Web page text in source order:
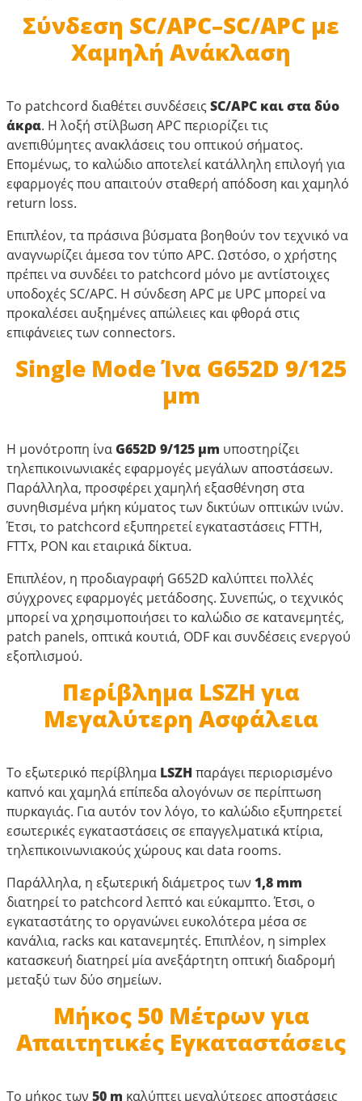
Σύνδεση SC/APC–SC/APC με
Χαμηλή Ανάκλαση
Το patchcord διαθέτει συνδέσεις SC/APC και στα δύο
άκρα. Η λοξή στίλβωση APC περιορίζει τις
ανεπιθύμητες ανακλάσεις του οπτικού σήματος.
Επομένως, το καλώδιο αποτελεί κατάλληλη επιλογή για
εφαρμογές που απαιτούν σταθερή απόδοση και χαμηλό
return loss.
Επιπλέον, τα πράσινα βύσματα βοηθούν τον τεχνικό να
αναγνωρίζει άμεσα τον τύπο APC. Ωστόσο, ο χρήστης
πρέπει να συνδέει το patchcord μόνο με αντίστοιχες
υποδοχές SC/APC. Η σύνδεση APC με UPC μπορεί να
προκαλέσει αυξημένες απώλειες και φθορά στις
επιφάνειες των connectors.
Single Mode Ίνα G652D 9/125
μm
Η μονότροπη ίναG652D 9/125 μm υποστηρίζει
τηλεπικοινωνιακές εφαρμογές μεγάλων αποστάσεων.
Παράλληλα, προσφέρει χαμηλή εξασθένηση στα
συνηθισμένα μήκη κύματος των δικτύων οπτικών ινών.
Έτσι, το patchcord εξυπηρετεί εγκαταστάσεις FTTH,
FTTx, PON και εταιρικά δίκτυα.
Επιπλέον, η προδιαγραφή G652D καλύπτει πολλές
σύγχρονες εφαρμογές μετάδοσης. Συνεπώς, ο τεχνικός
μπορεί να χρησιμοποιήσει το καλώδιο σε κατανεμητές,
patch panels, οπτικά κουτιά, ODF και συνδέσεις ενεργού
εξοπλισμού.
Περίβλημα LSZH για
Μεγαλύτερη Ασφάλεια
Το εξωτερικό περίβλημα LSZH παράγει περιορισμένο
καπνό και χαμηλά επίπεδα αλογόνων σε περίπτωση
πυρκαγιάς. Για αυτόν τον λόγο, το καλώδιο εξυπηρετεί
εσωτερικές εγκαταστάσεις σε επαγγελματικά κτίρια,
τηλεπικοινωνιακούς χώρους και data rooms.
Παράλληλα, η εξωτερική διάμετρος των 1,8 mm
διατηρεί το patchcord λεπτό και εύκαμπτο. Έτσι, ο
εγκαταστάτης το οργανώνει ευκολότερα μέσα σε
κανάλια, racks και κατανεμητές. Επιπλέον, η simplex
κατασκευή διατηρεί μία ανεξάρτητη οπτική διαδρομή
μεταξύ των δύο σημείων.
Μήκος 50 Μέτρων για
Απαιτητικές Εγκαταστάσεις
Το μήκος των 50 m καλύπτει μεγαλύτερες αποστάσεις